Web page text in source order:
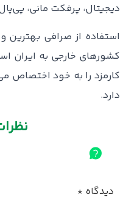
دیجیتال، پرفکت مانی،
استفاده از صرافی
کشورهای خارجی به ایران
کارمزد را به خود اختصاص
دارد.
دیدگاه *